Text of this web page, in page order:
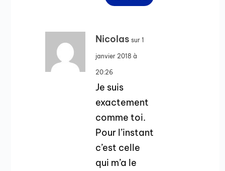
Nicolas sur 1
janvier 2018 à
20:26
Je suis
exactement
comme toi.
Pour l’instant
c’est celle
qui m’a le